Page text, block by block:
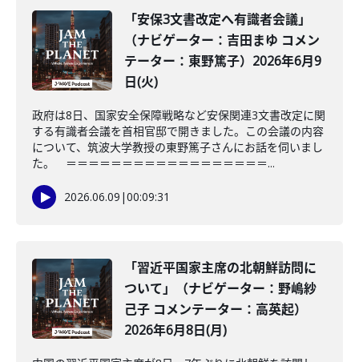
「安保3文書改定へ有識者会議」
（ナビゲーター：吉田まゆ コメン
テーター：東野篤子）2026年6月9
日(火)
政府は8日、国家安全保障戦略など安保関連3文書改定に関
する有識者会議を首相官邸で開きました。この会議の内容
について、筑波大学教授の東野篤子さんにお話を伺いまし
た。 ＝＝＝＝＝＝＝＝＝＝＝＝＝＝＝＝＝＝...
2026.06.09 |00:09:31
「習近平国家主席の北朝鮮訪問に
ついて」（ナビゲーター：野嶋紗
己子 コメンテーター：高英起）
2026年6月8日(月)